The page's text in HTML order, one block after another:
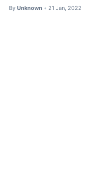
By Unknown • 21 Jan, 2022